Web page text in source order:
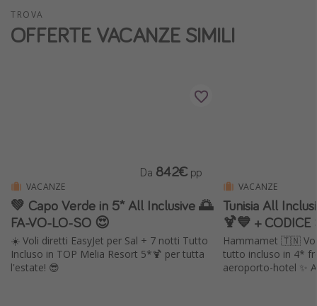
Vacanze con bambini
Vacanze al mare
Città più visitate
TROVA
OFFERTE VACANZE SIMILI
VACANZE
💚 Capo Verde in 5* All Inclusive 🌅
FA-VO-LO-SO 😍
☀️ Voli diretti EasyJet per Sal + 7 notti Tutto
Incluso in TOP Melia Resort 5*🍹 per tutta
l'estate! 😎
Da 842€ pp
VACANZE
Tunisia All
🍹💙 + CODICE
Hammamet 🇹🇳
tutto incluso in 4*
aeroporto-hotel ✨